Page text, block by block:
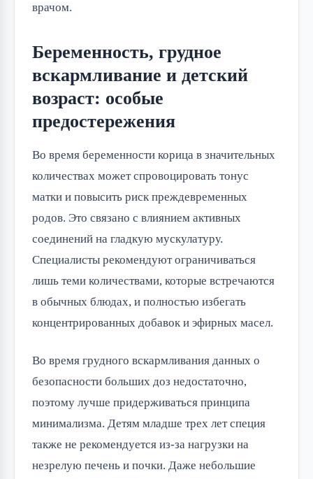
врачом.
Беременность, грудное
вскармливание и детский
возраст: особые
предостережения
Во время беременности корица в значительных
количествах может спровоцировать тонус
матки и повысить риск преждевременных
родов. Это связано с влиянием активных
соединений на гладкую мускулатуру.
Специалисты рекомендуют ограничиваться
лишь теми количествами, которые встречаются
в обычных блюдах, и полностью избегать
концентрированных добавок и эфирных масел.
Во время грудного вскармливания данных о
безопасности больших доз недостаточно,
поэтому лучше придерживаться принципа
минимализма. Детям младше трех лет специя
также не рекомендуется из-за нагрузки на
незрелую печень и почки. Даже небольшие